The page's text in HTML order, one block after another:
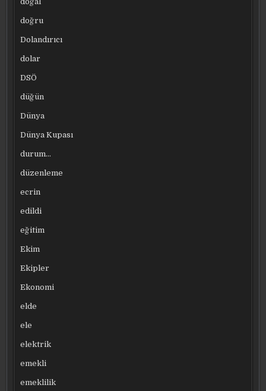
doğru
Dolandırıcı
dolar
DSÖ
düğün
Dünya
Dünya Kupası
durum…
düzenleme
ecrin
edildi
eğitim
Ekim
Ekipler
Ekonomi
elde
ele
elektrik
emekli
emeklilik